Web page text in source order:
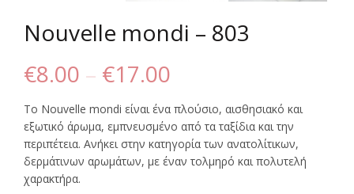
Nouvelle mondi – 803
€8.00 – €17.00
range:
€8.00
through
Το Nouvelle mondi είναι ένα πλούσιο, αισθησιακό και
εξωτικό άρωμα, εμπνευσμένο από τα ταξίδια και την
περιπέτεια. Ανήκει στην κατηγορία των ανατολίτικων,
δερμάτινων αρωμάτων, με έναν τολμηρό και πολυτελή
χαρακτήρα.